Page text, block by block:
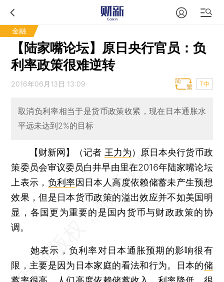
金融
【陆家嘴论坛】原日央行官员：负
利率政策很难逆转
2016年06月13日 13:09 T中
取消负利率相当于是货币政策收紧，现在日本通胀水
平远未达到2%的目标
【财新网】（记者 王力为） 原日本央行货币政
策委员会审议委员白井早由里在2016年陆家嘴论坛
上表示， 负利率因日本人高度依赖储蓄未产生预想
效果，但是日本货币政策的溢出效应并不如美国明
显，各国更为重要的是国内货币与财政政策的协
调。
她表示，负利率对日本通胀预期的影响很有
限，主要是因为日本家庭的看法和行为。日本的储